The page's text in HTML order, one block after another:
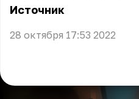
Источник
28 октября 17:53 2022